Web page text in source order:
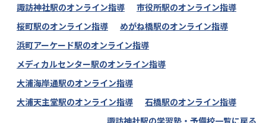
諏訪神社駅のオンライン指導
市役所駅のオンライン指導
桜町駅のオンライン指導
めがね橋駅のオンライン指導
浜町アーケード駅のオンライン指導
メディカルセンター駅のオンライン指導
大浦海岸通駅のオンライン指導
大浦天主堂駅のオンライン指導
石橋駅のオンライン指導
諏訪神社駅の学習塾・予備校一覧に戻る